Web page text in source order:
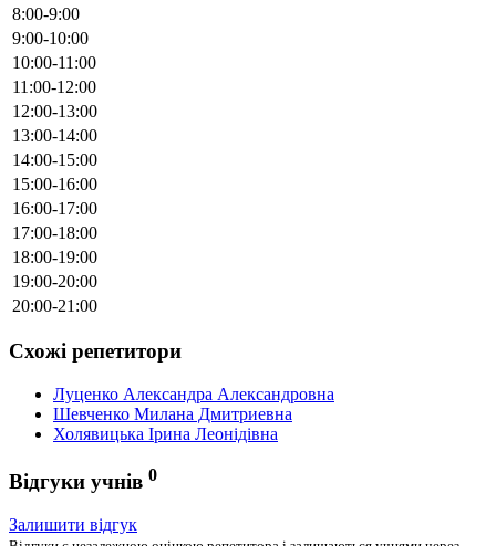
8:00-9:00
9:00-10:00
10:00-11:00
11:00-12:00
12:00-13:00
13:00-14:00
14:00-15:00
15:00-16:00
16:00-17:00
17:00-18:00
18:00-19:00
19:00-20:00
20:00-21:00
Схожі репетитори
Луценко Александра Александровна
Шевченко Милана Дмитриевна
Холявицька Ірина Леонідівна
Відгуки учнів 0
Залишити відгук